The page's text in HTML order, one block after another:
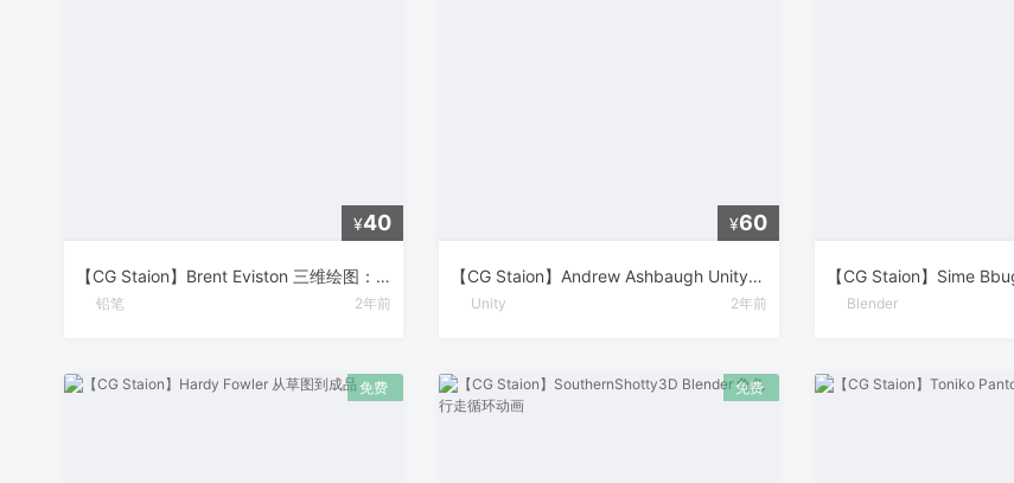
¥40
【CG Staion】Brent Eviston 三维绘图：绘图实验室 Part 2
铅笔 2年前
¥60
【CG Staion】Andrew Ashbaugh Unity 2.5D 回合制角色扮演游戏开发
Unity 2年前 Blender